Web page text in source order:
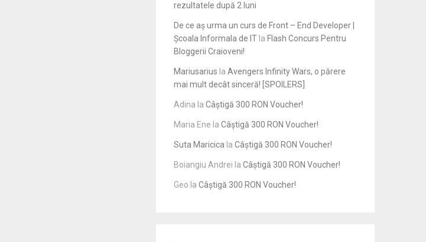
rezultatele după 2 luni
De ce aș urma un curs de Front – End Developer |
Școala Informala de IT la Flash Concurs Pentru
Bloggerii Craioveni!
Mariusarius laAvengers Infinity Wars, o părere
mai mult decât sinceră! [SPOILERS]
Adina laCâștigă 300 RON Voucher!
Maria Ene laCâștigă 300 RON Voucher!
Suta Maricica laCâștigă 300 RON Voucher!
Boiangiu Andrei laCâștigă 300 RON Voucher!
Geo laCâștigă 300 RON Voucher!